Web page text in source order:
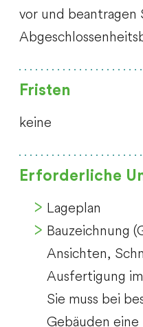
vor und beantragen
Fristen
keine
Erforderliche
Lageplan
Bauzeichnung
Ansichten,
Ausfertigung
Sie muss bei
Gebäuden eine